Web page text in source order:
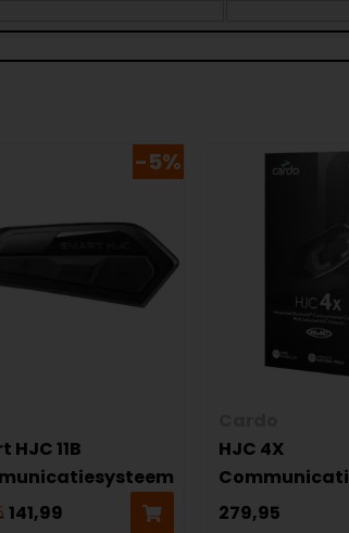
-5%
HJC 11B
141,99
HJC 4X
279,95